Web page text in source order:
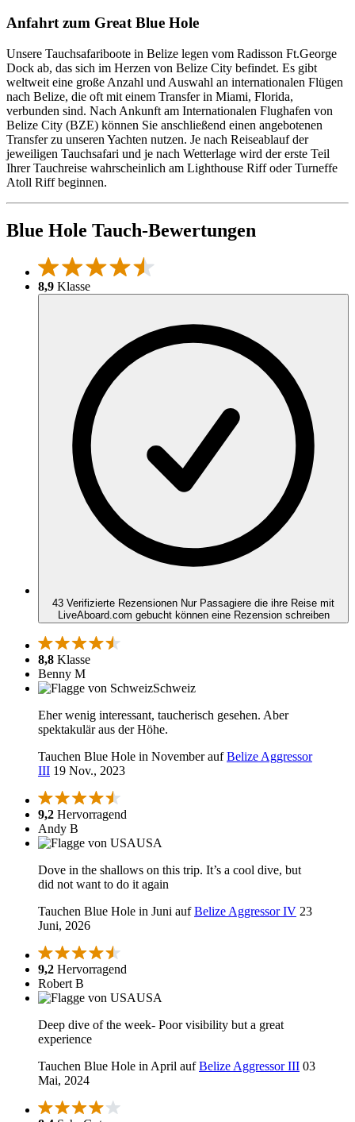
Anfahrt zum Great Blue Hole
Unsere Tauchsafariboote in Belize legen vom Radisson Ft.George
Dock ab, das sich im Herzen von Belize City befindet. Es gibt
weltweit eine große Anzahl und Auswahl an internationalen Flügen
nach Belize, die oft mit einem Transfer in Miami, Florida,
verbunden sind. Nach Ankunft am Internationalen Flughafen von
Belize City (BZE) können Sie anschließend einen angebotenen
Transfer zu unseren Yachten nutzen. Je nach Reiseablauf der
jeweiligen Tauchsafari und je nach Wetterlage wird der erste Teil
Ihrer Tauchreise wahrscheinlich am Lighthouse Riff oder Turneffe
Atoll Riff beginnen.
Blue Hole Tauch-Bewertungen
8,9 Klasse
43 Verifizierte Rezensionen Nur Passagiere die ihre Reise mit
LiveAboard.com gebucht können eine Rezension schreiben
8,8 Klasse
Benny M
Schweiz
Eher wenig interessant, taucherisch gesehen. Aber
spektakulär aus der Höhe.
Tauchen Blue Hole in November aufBelize Aggressor
III 19 Nov., 2023
9,2 Hervorragend
Andy B
USA
Dove in the shallows on this trip. It’s a cool dive, but
did not want to do it again
Tauchen Blue Hole in Juni aufBelize Aggressor IV 23
Juni, 2026
9,2 Hervorragend
Robert B
USA
Deep dive of the week- Poor visibility but a great
experience
Tauchen Blue Hole in April aufBelize Aggressor III 03
Mai, 2024